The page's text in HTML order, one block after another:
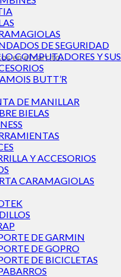
en el carrito.
DE SEGURIDAD
COMPUTADORES Y SUS
BUTT’R
DE MANILLAR
BIELAS
Y ACCESORIOS
CARAMAGIOLAS
DE GARMIN
DE GOPRO
DE BICICLETAS